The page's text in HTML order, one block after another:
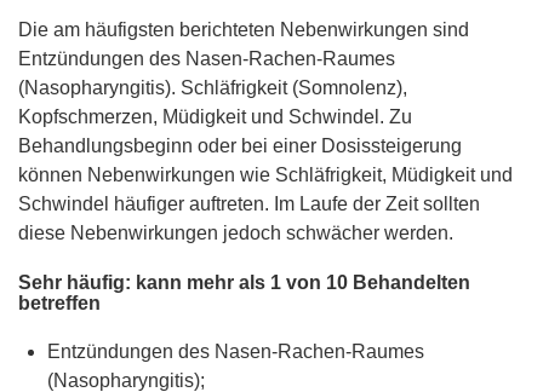
Die am häufigsten berichteten Nebenwirkungen sind
Entzündungen des Nasen-Rachen-Raumes
(Nasopharyngitis). Schläfrigkeit (Somnolenz),
Kopfschmerzen, Müdigkeit und Schwindel. Zu
Behandlungsbeginn oder bei einer Dosissteigerung
können Nebenwirkungen wie Schläfrigkeit, Müdigkeit und
Schwindel häufiger auftreten. Im Laufe der Zeit sollten
diese Nebenwirkungen jedoch schwächer werden.
Sehr häufig: kann mehr als 1 von 10 Behandelten
betreffen
Entzündungen des Nasen-Rachen-Raumes
(Nasopharyngitis);